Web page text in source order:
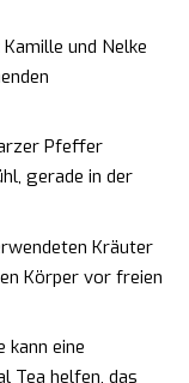
Kamille und Nelke
Pfeffer
gerade in der
Kräuter
Körper vor freien
kann eine
Tea helfen, das